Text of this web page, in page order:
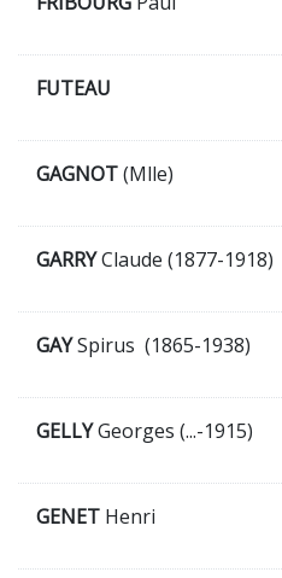
FUTEAU
GAGNOT(Mlle)
GARRYClaude (1877-1918)
GAYSpirus (1865-1938)
GELLYGeorges (...-1915)
GENET Henri